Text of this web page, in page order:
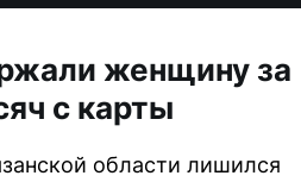
женщину за
с карты
области лишился